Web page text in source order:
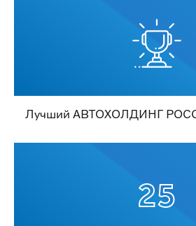
Лучший АВТОХОЛДИНГ